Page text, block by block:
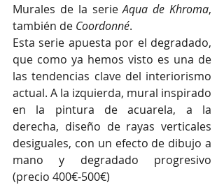
Murales de la serie Aqua de Khroma,
también de Coordonné.
Esta serie apuesta por el degradado,
que como ya hemos visto es una de
las tendencias clave del interiorismo
actual. A la izquierda, mural inspirado
en la pintura de acuarela, a la
derecha, diseño de rayas verticales
desiguales, con un efecto de dibujo a
mano y degradado progresivo
(precio 400€-500€)